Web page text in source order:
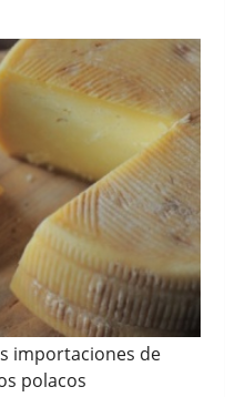
importaciones de
polacos